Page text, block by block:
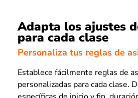
Adapta los ajustes
para cada clase
Personaliza tus reglas de
Establece fácilmente reglas de
personalizadas para cada clase.